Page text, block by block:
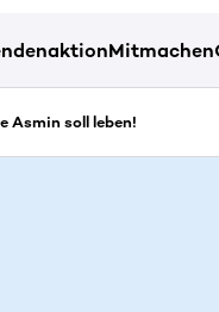
Mitmachen
Asmin soll leben!